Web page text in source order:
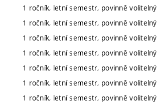
1 ročník, letní semestr, povinně volitelný
1 ročník, letní semestr, povinně volitelný
1 ročník, letní semestr, povinně volitelný
1 ročník, letní semestr, povinně volitelný
1 ročník, letní semestr, povinně volitelný
1 ročník, letní semestr, povinně volitelný
1 ročník, letní semestr, povinně volitelný